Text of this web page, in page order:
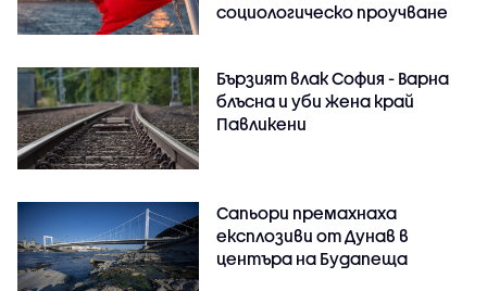
социологическо проучване
Бързият влак София - Варна
блъсна и уби жена край
Павликени
Сапьори премахнаха
експлозиви от Дунав в
центъра на Будапеща